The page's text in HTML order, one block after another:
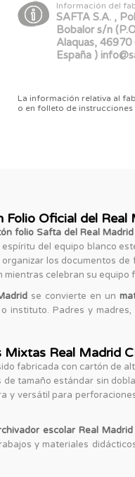
Información del
SAFTA S.A. ,
Bobalor s/n
Alaquas,
España )
La información relativa al
o en folleto de
Folio Oficial del Real
folio Safta del Real Madrid
del equipo blanco
los documentos
mientras celebran su equipo
se convierte en un
Padres y
Mixtas Real Madrid
fabricada con cartón de
tamaño estándar sin
y versátil para
escolar Real Madrid
y materiales